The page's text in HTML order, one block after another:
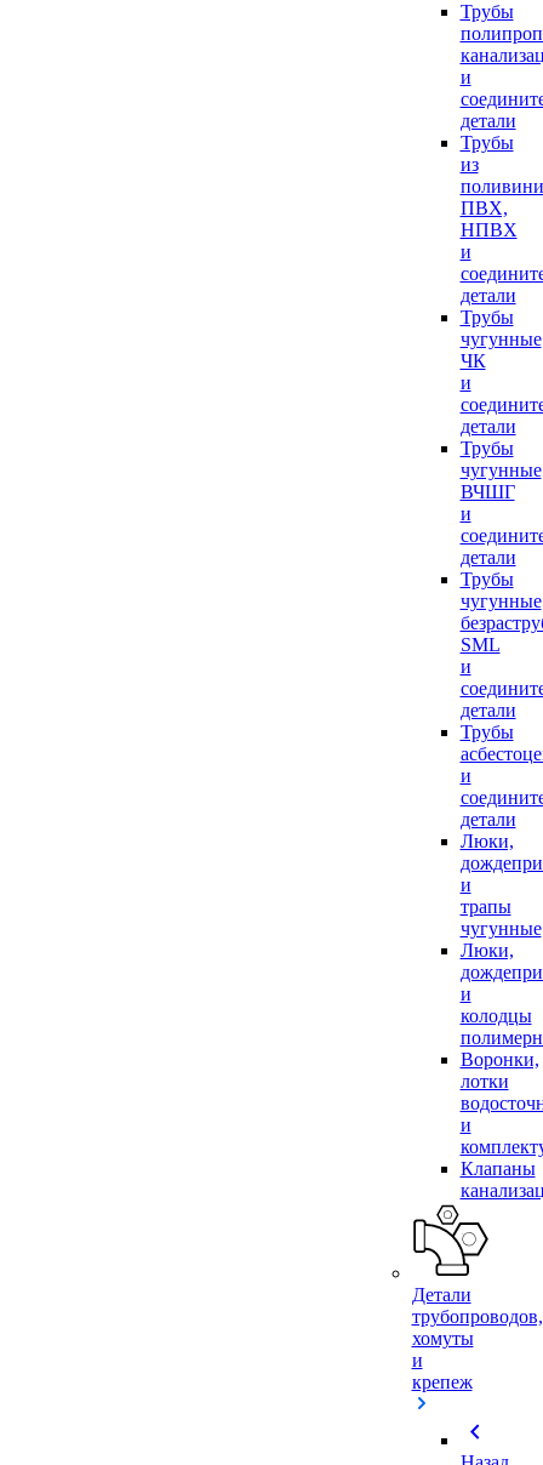
Трубы
и
детали
Трубы
из
ПВХ,
НПВХ
и
детали
Трубы
чугунные
ЧК
и
детали
Трубы
чугунные
ВЧШГ
и
детали
Трубы
чугунные
SML
и
детали
Трубы
и
детали
Люки,
и
трапы
чугунные
Люки,
и
колодцы
Воронки,
лотки
и
Клапаны
Детали
трубопроводов,
хомуты
и
крепеж
chevron_left